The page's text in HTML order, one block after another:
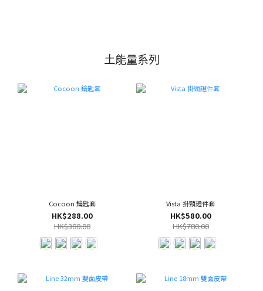
土能量系列
Cocoon 鑰匙套
HK$288.00
HK$380.00
Vista 掛頸證件套
HK$580.00
HK$780.00